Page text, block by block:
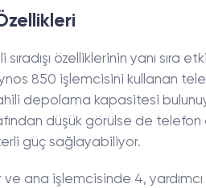
özelliklerinin yanı sıra
850 işlemcisini kullanan
depolama kapasitesi
düşük görülse de telefon
güç sağlayabiliyor.
ve ana işlemcisinde 4,